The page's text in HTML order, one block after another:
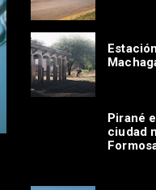
Pirané
ciudad